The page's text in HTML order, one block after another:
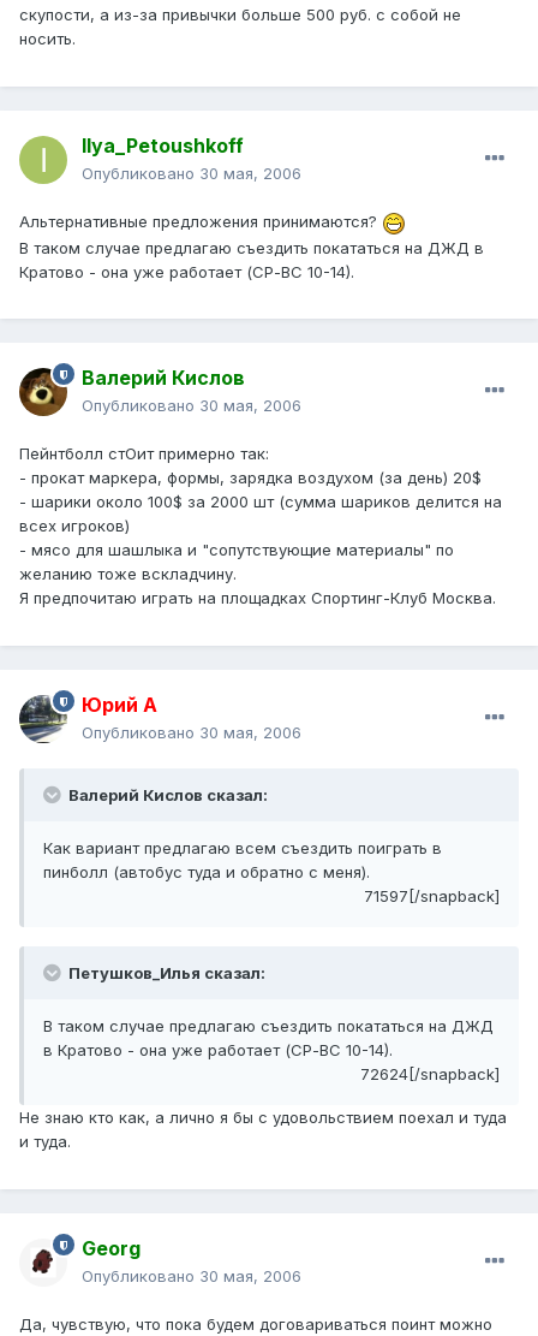
скупости, а из-за привычки больше 500 руб. с собой не
носить.
Ilya_Petoushkoff
Опубликовано 30 мая, 2006
Альтернативные предложения принимаются?
В таком случае предлагаю съездить покататься на ДЖД в
Кратово - она уже работает (СР-ВС 10-14).
Валерий Кислов
Опубликовано 30 мая, 2006
Пейнтболл стОит примерно так:
- прокат маркера, формы, зарядка воздухом (за день) 20$
- шарики около 100$ за 2000 шт (сумма шариков делится на
всех игроков)
- мясо для шашлыка и "сопутствующие материалы" по
желанию тоже вскладчину.
Я предпочитаю играть на площадках Спортинг-Клуб Москва.
Юрий А
Опубликовано 30 мая, 2006
Валерий Кислов сказал:
Как вариант предлагаю всем съездить поиграть в
пинболл (автобус туда и обратно с меня).
71597[/snapback]
Петушков_Илья сказал:
В таком случае предлагаю съездить покататься на ДЖД
в Кратово - она уже работает (СР-ВС 10-14).
72624[/snapback]
Не знаю кто как, а лично я бы с удовольствием поехал и туда
и туда.
Georg
Опубликовано 30 мая, 2006
Да, чувствую, что пока будем договариваться поинт можно